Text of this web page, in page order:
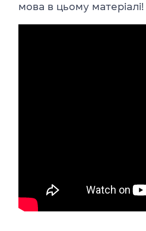
мова в цьому матеріалі!